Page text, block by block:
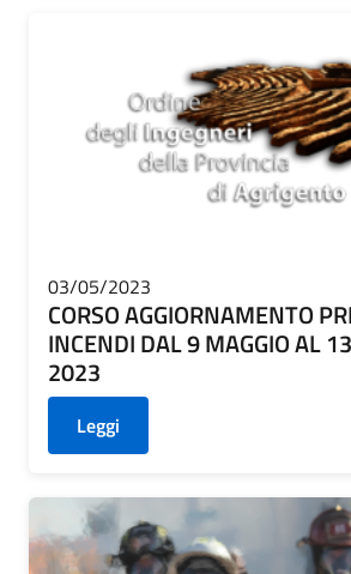
03/05/2023
CORSO AGGIORNAMENTO
INCENDI DAL 9 MAGGIO AL
2023
Leggi